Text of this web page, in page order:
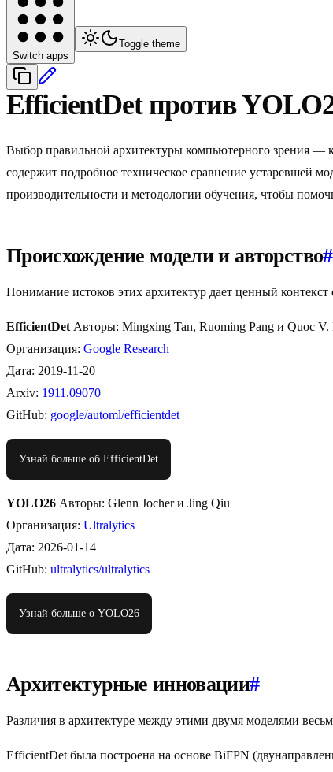
Switch apps
Toggle theme
EfficientDet против
Выбор правильной архитектуры компьютерного зрения —
содержит подробное техническое сравнение устаревшей
производительности и методологии обучения, чтобы
Происхождение модели и авторство#
Понимание истоков этих архитектур дает ценный
EfficientDet Авторы: Mingxing Tan, Ruoming Pang и Quoc V.
Организация: Google Research
Дата: 2019-11-20
Arxiv: 1911.09070
GitHub: google/automl/efficientdet
Узнай больше об EfficientDet
YOLO26 Авторы: Glenn Jocher и Jing Qiu
Организация: Ultralytics
Дата: 2026-01-14
GitHub: ultralytics/ultralytics
Узнай больше о YOLO26
Архитектурные инновации#
Различия в архитектуре между этими двумя моделями
EfficientDet была построена на основе BiFPN